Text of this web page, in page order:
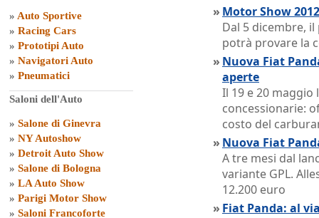
» Auto Sportive
» Racing Cars
» Prototipi Auto
» Navigatori Auto
» Pneumatici
Saloni dell'Auto
» Salone di Ginevra
» NY Autoshow
» Detroit Auto Show
» Salone di Bologna
» LA Auto Show
» Parigi Motor Show
» Saloni Francoforte
» Motor Show
Dal 5 dicembre,
potrà provare la
» Nuova Fiat
aperte
Il 19 e 20 maggio
concessionarie:
costo del
» Nuova Fiat
A tre mesi dal
variante GPL.
12.200 euro
» Fiat Panda: al